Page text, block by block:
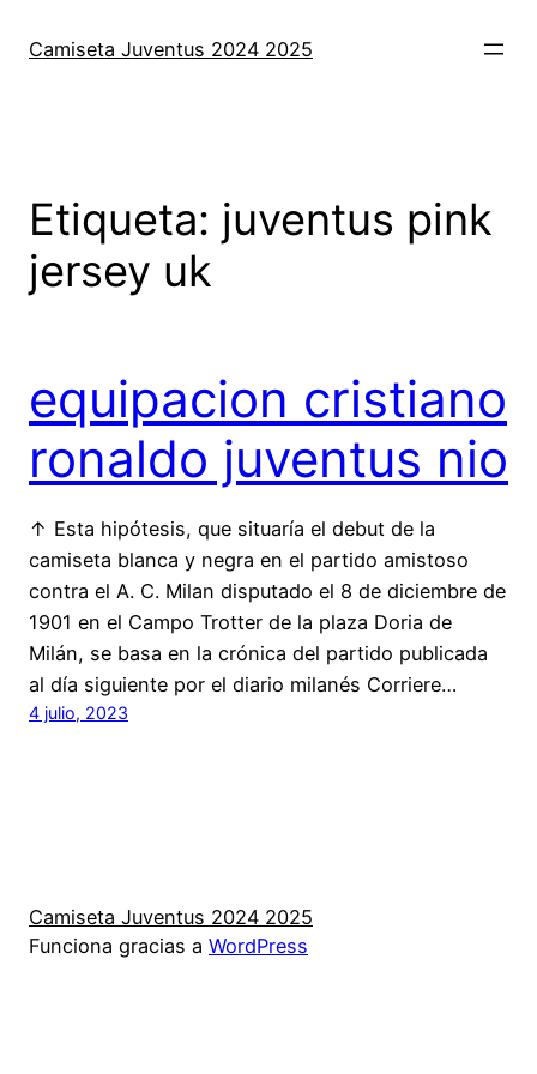
Camiseta Juventus 2024 2025
Etiqueta: juventus pink
jersey uk
equipacion cristiano
ronaldo juventus nio
↑ Esta hipótesis, que situaría el debut de la
camiseta blanca y negra en el partido amistoso
contra el A. C. Milan disputado el 8 de diciembre de
1901 en el Campo Trotter de la plaza Doria de
Milán, se basa en la crónica del partido publicada
al día siguiente por el diario milanés Corriere…
4 julio, 2023
Camiseta Juventus 2024 2025
Funciona gracias a WordPress